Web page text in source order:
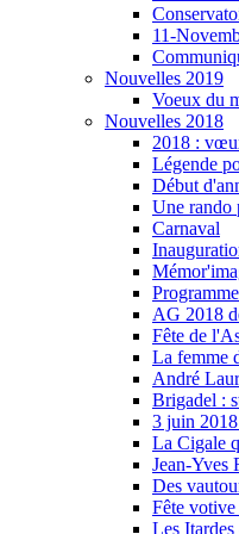
11-
Nouvelles 2019
Voeux du
Nouvelles 2018
2018 :
Légende
Début
Une rando
Carnaval
AG 2018
Fête de
La femme
André
Brigadel :
3 juin
La Cigale
Jean-Yves
Des
Fête
Les